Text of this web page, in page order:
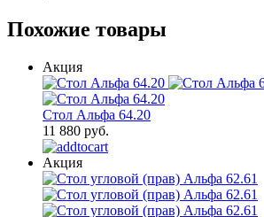
Похожие товары
Акция
Стол Альфа 64.20
11 880 руб.
Акция